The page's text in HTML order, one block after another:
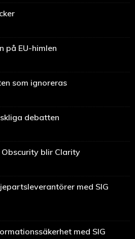
på EU-himlen
som ignoreras
debatten
blir Clarity
med SIG
med SIG